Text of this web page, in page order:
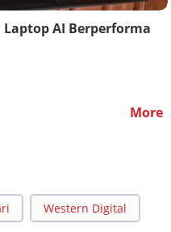
AI Berperforma
More
Western Digital